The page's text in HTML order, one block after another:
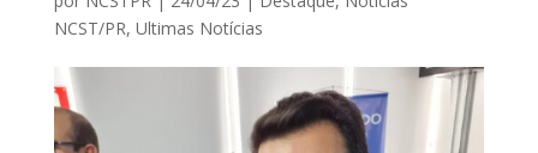
NCST/PR, Ultimas Notícias